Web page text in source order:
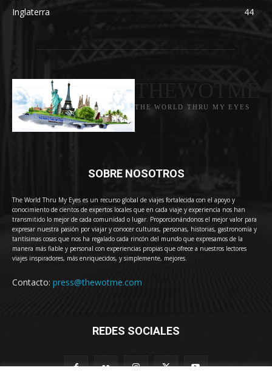
Inglaterra
44
THE WORLD THRU MY EYES
SOBRE NOSOTROS
The World Thru My Eyes es un recurso global de viajes fortalecida con el apoyo y
conocimiento de cientos de expertos locales que en cada viaje y experiencia nos han
transmitido lo mejor de cada comunidad o lugar. Proporcionándonos el mejor valor para
expresar nuestra pasión por viajar y conocer culturas, personas, historias, gastronomía y
tantísimas cosas que nos ha regalado cada rincón del mundo que expresamos de la
manera más fiable y personal con experiencias propias que ofrece a nuestros lectores
viajes inspiradores, más enriquecidos, y simplemente, mejores.
Contacto: press@thewotme.com
REDES SOCIALES